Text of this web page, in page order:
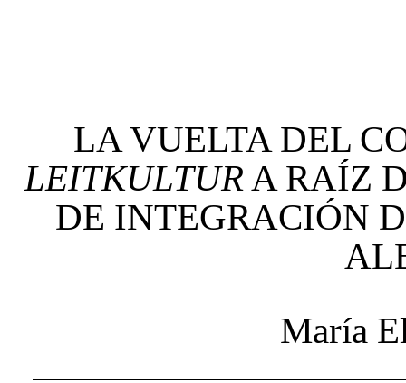
LA VUELTA DEL
LEITKULTURA RAÍZ
DE INTEGRACIÓN
María